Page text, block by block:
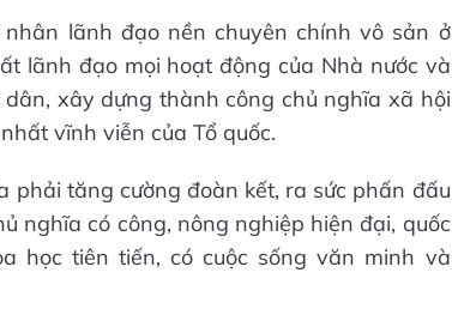
nhân lãnh đạo nền chuyên chính vô sản ở
lãnh đạo mọi hoạt động của Nhà nước và
xây dựng thành công chủ nghĩa xã hội
vĩnh viễn của Tổ quốc.
tăng cường đoàn kết, ra sức phấn đấu
nghĩa có công, nông nghiệp hiện đại, quốc
học tiên tiến, có cuộc sống văn minh và